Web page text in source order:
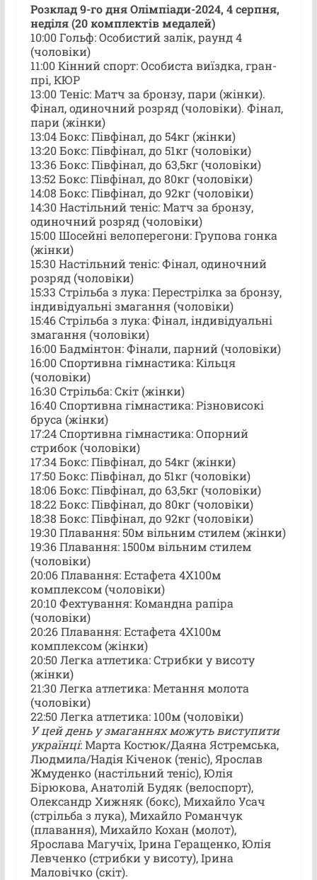
Розклад 9-го дня Олімпіади-2024, 4 серпня,
неділя (20 комплектів медалей)
10:00 Гольф: Особистий залік, раунд 4
(чоловіки)
11:00 Кінний спорт: Особиста виїздка, гран-
прі, КЮР
13:00 Теніс: Матч за бронзу, пари (жінки).
Фінал, одиночний розряд (чоловіки). Фінал,
пари (жінки)
13:04 Бокс: Півфінал, до 54кг (жінки)
13:20 Бокс: Півфінал, до 51кг (чоловіки)
13:36 Бокс: Півфінал, до 63,5кг (чоловіки)
13:52 Бокс: Півфінал, до 80кг (чоловіки)
14:08 Бокс: Півфінал, до 92кг (чоловіки)
14:30 Настільний теніс: Матч за бронзу,
одиночний розряд (чоловіки)
15:00 Шосейні велоперегони: Групова гонка
(жінки)
15:30 Настільний теніс: Фінал, одиночний
розряд (чоловіки)
15:33 Стрільба з лука: Перестрілка за бронзу,
індивідуальні змагання (чоловіки)
15:46 Стрільба з лука: Фінал, індивідуальні
змагання (чоловіки)
16:00 Бадмінтон: Фінали, парний (чоловіки)
16:00 Спортивна гімнастика: Кільця
(чоловіки)
16:30 Стрільба: Скіт (жінки)
16:40 Спортивна гімнастика: Різновисокі
бруса (жінки)
17:24 Спортивна гімнастика: Опорний
стрибок (чоловіки)
17:34 Бокс: Півфінал, до 54кг (жінки)
17:50 Бокс: Півфінал, до 51кг (чоловіки)
18:06 Бокс: Півфінал, до 63,5кг (чоловіки)
18:22 Бокс: Півфінал, до 80кг (чоловіки)
18:38 Бокс: Півфінал, до 92кг (чоловіки)
19:30 Плавання: 50м вільним стилем (жінки)
19:36 Плавання: 1500м вільним стилем
(чоловіки)
20:06 Плавання: Естафета 4X100м
комплексом (чоловіки)
20:10 Фехтування: Командна рапіра
(чоловіки)
20:26 Плавання: Естафета 4X100м
комплексом (жінки)
20:50 Легка атлетика: Стрибки у висоту
(жінки)
21:30 Легка атлетика: Метання молота
(чоловіки)
22:50 Легка атлетика: 100м (чоловіки)
У цей день у змаганнях можуть виступити
українці: Марта Костюк/Даяна Ястремська,
Людмила/Надія Кіченок (теніс), Ярослав
Жмуденко (настільний теніс), Юлія
Бірюкова, Анатолій Будяк (велоспорт),
Олександр Хижняк (бокс), Михайло Усач
(стрільба з лука), Михайло Романчук
(плавання), Михайло Кохан (молот),
Ярослава Магучіх, Ірина Геращенко, Юлія
Левченко (стрибки у висоту), Ірина
Маловічко (скіт).